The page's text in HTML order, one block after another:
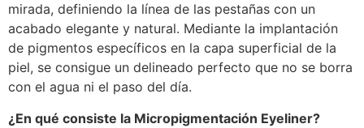
mirada, definiendo la línea de las pestañas con un
acabado elegante y natural. Mediante la implantación
de pigmentos específicos en la capa superficial de la
piel, se consigue un delineado perfecto que no se borra
con el agua ni el paso del día.
¿En qué consiste la Micropigmentación Eyeliner?